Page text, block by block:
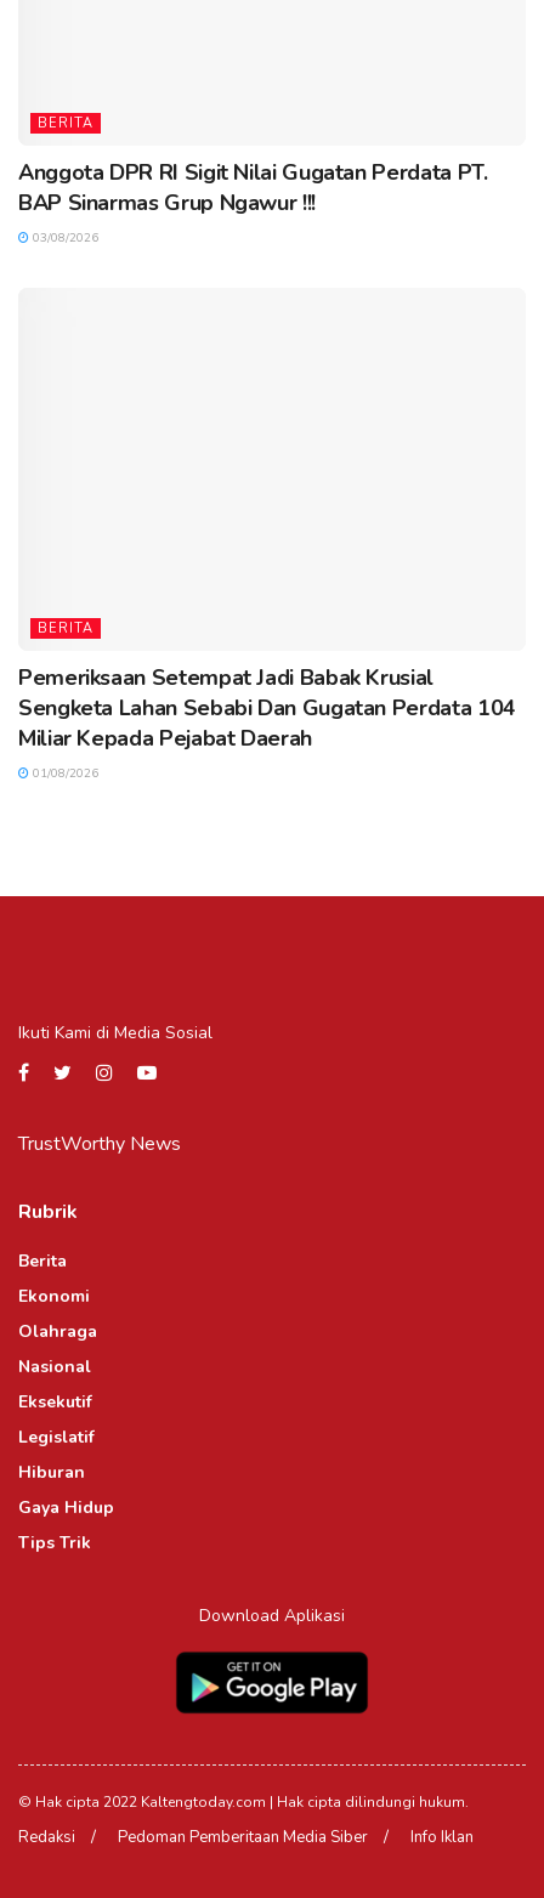
BERITA
Anggota DPR RI Sigit Nilai Gugatan Perdata PT.
BAP Sinarmas Grup Ngawur !!!
03/08/2026
BERITA
Pemeriksaan Setempat Jadi Babak Krusial
Sengketa Lahan Sebabi Dan Gugatan Perdata 104
Miliar Kepada Pejabat Daerah
01/08/2026
Ikuti Kami di Media Sosial
TrustWorthy News
Rubrik
Berita
Ekonomi
Olahraga
Nasional
Eksekutif
Legislatif
Hiburan
Gaya Hidup
Tips Trik
Download Aplikasi
© Hak cipta 2022 Kaltengtoday.com | Hak cipta dilindungi hukum.
Redaksi Pedoman Pemberitaan Media Siber Info Iklan